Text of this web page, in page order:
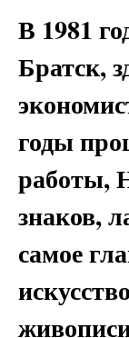
В 1981
Братск,
годы
работы,
знаков,
самое